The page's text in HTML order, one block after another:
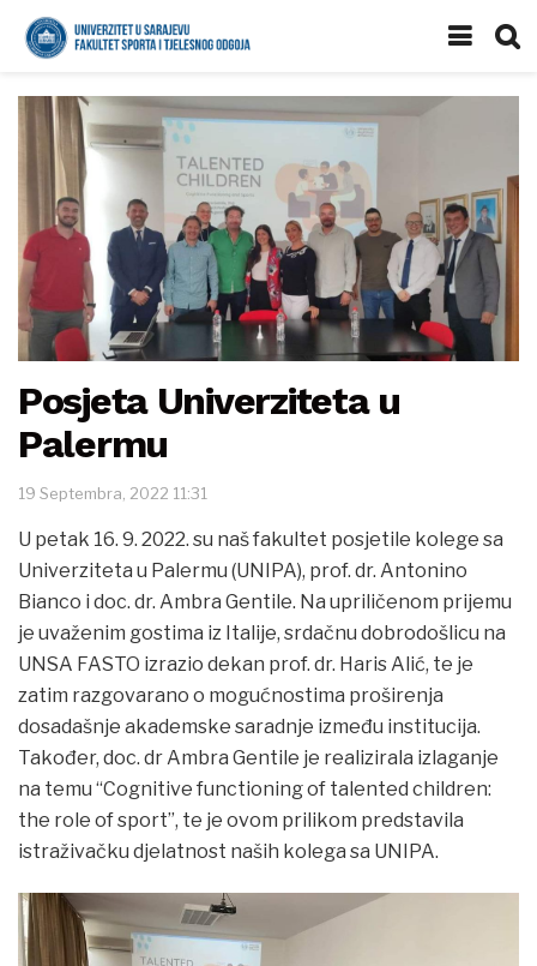
Posjeta Univerziteta u
Palermu
19 Septembra, 2022 11:31
U petak 16. 9. 2022. su naš fakultet posjetile kolege sa
Univerziteta u Palermu (UNIPA), prof. dr. Antonino
Bianco i doc. dr. Ambra Gentile. Na upriličenom prijemu
je uvaženim gostima iz Italije, srdačnu dobrodošlicu na
UNSA FASTO izrazio dekan prof. dr. Haris Alić, te je
zatim razgovarano o mogućnostima proširenja
dosadašnje akademske saradnje između institucija.
Također, doc. dr Ambra Gentile je realizirala izlaganje
na temu “Cognitive functioning of talented children:
the role of sport”, te je ovom prilikom predstavila
istraživačku djelatnost naših kolega sa UNIPA.